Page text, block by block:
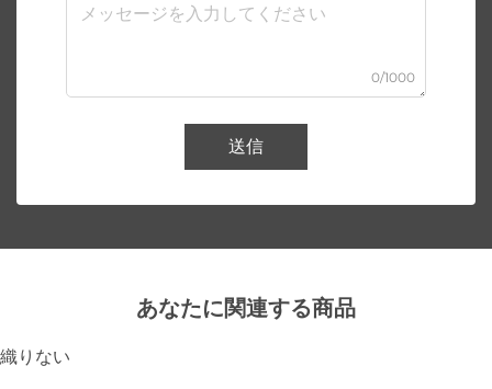
0/1000
送信
あなたに関連する商品
織りない